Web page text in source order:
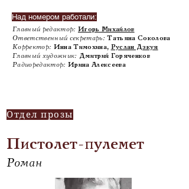
Над номером работали:
Главный редактор: Игорь Михайлов
Ответственный секретарь: Татьяна Соколова
Корректор: Инна Тимохина, Руслан Дзкуя
Главный художник: Дмитрий Горяченков
Радиоредактор: Ирина Алексеева
Отдел прозы
Пистолет-пулемет
Роман